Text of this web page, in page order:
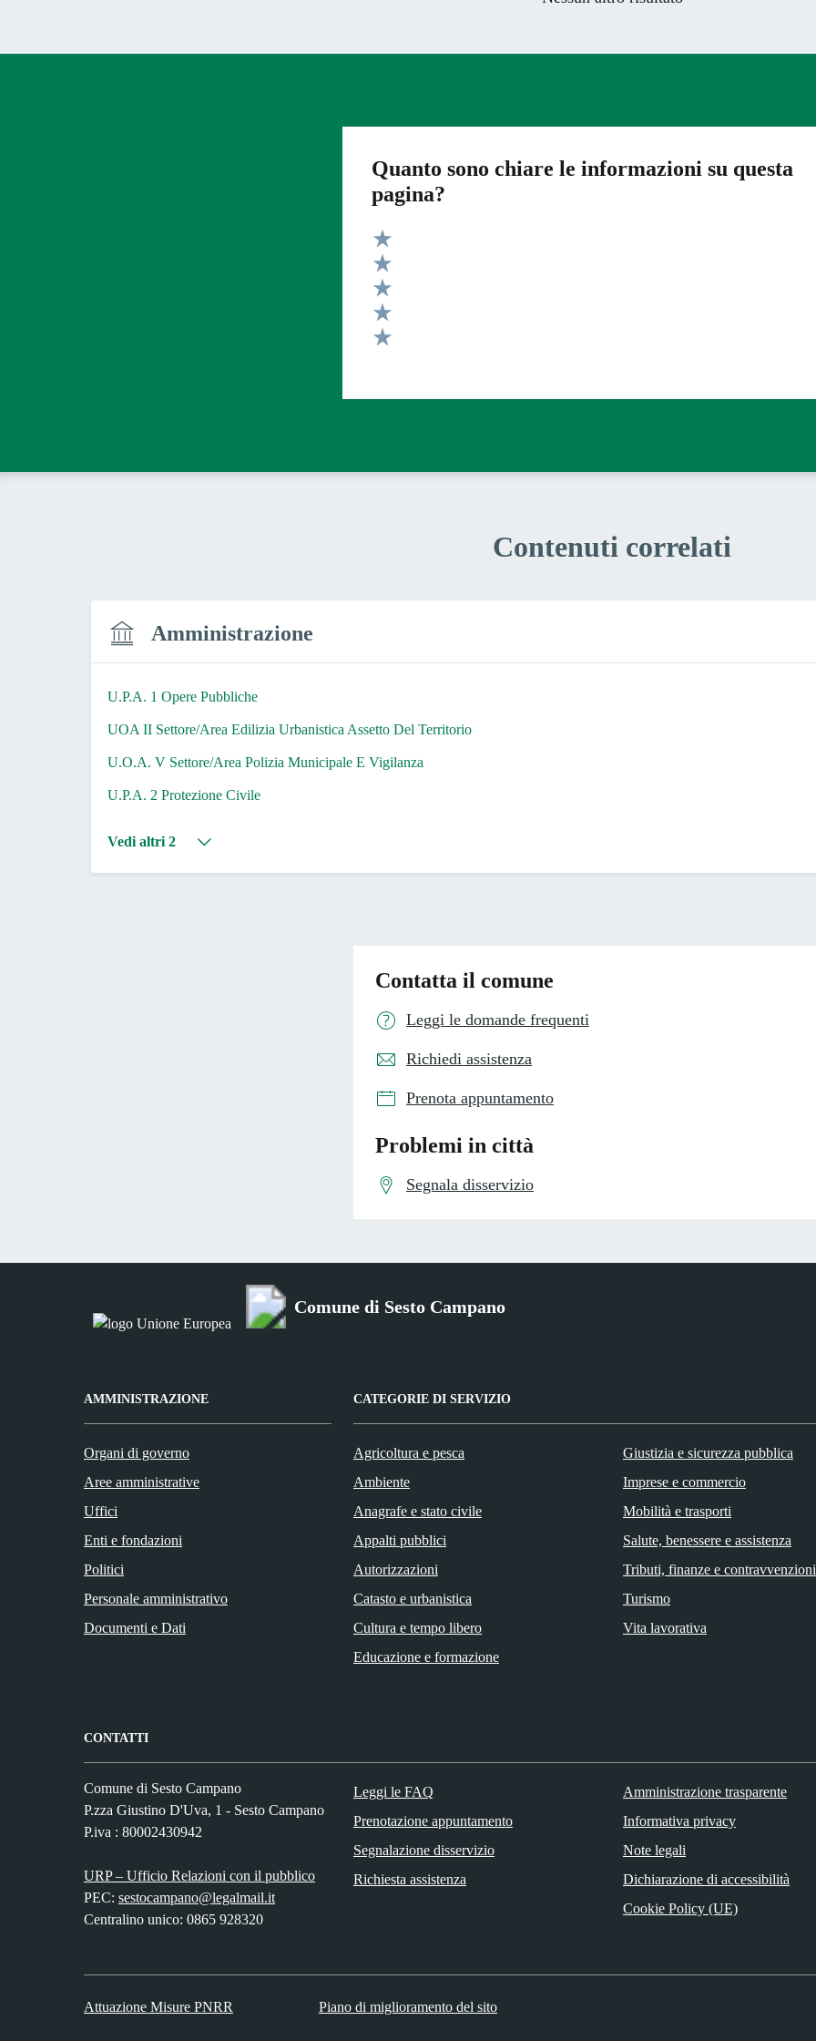
Quanto sono chiare le informazioni su questa
pagina?
Valuta 5 stelle su 5
Valuta 4 stelle su 5
Valuta 3 stelle su 5
Valuta 2 stelle su 5
Contenuti correlati
Amministrazione
U.P.A. 1 Opere Pubbliche
UOA II Settore/Area Edilizia Urbanistica Assetto Del Territorio
U.O.A. V Settore/Area Polizia Municipale E Vigilanza
U.P.A. 2 Protezione Civile
Vedi altri 2
Contatta il comune
Leggi le domande frequenti
Richiedi assistenza
Prenota appuntamento
Problemi in città
Segnala disservizio
Comune di Sesto Campano
AMMINISTRAZIONE
Organi di governo
Aree amministrative
Uffici
Enti e fondazioni
Politici
Personale amministrativo
Documenti e Dati
CATEGORIE DI SERVIZIO
Agricoltura e pesca
Ambiente
Anagrafe e stato civile
Appalti pubblici
Autorizzazioni
Catasto e urbanistica
Cultura e tempo libero
Educazione e formazione
Giustizia e sicurezza pubblica
Imprese e commercio
Mobilità e trasporti
Salute, benessere e assistenza
Tributi, finanze e contravvenzioni
Turismo
Vita lavorativa
CONTATTI
Comune di Sesto Campano
P.zza Giustino D'Uva, 1 - Sesto Campano
P.iva : 80002430942
URP – Ufficio Relazioni con il pubblico
PEC: sestocampano@legalmail.it
Centralino unico: 0865 928320
Leggi le FAQ
Prenotazione appuntamento
Segnalazione disservizio
Richiesta assistenza
Amministrazione trasparente
Informativa privacy
Note legali
Dichiarazione di accessibilità
Cookie Policy (UE)
Attuazione Misure PNRR Piano di miglioramento del sito